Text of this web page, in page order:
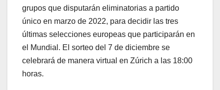
grupos que disputarán eliminatorias a partido
único en marzo de 2022, para decidir las tres
últimas selecciones europeas que participarán en
el Mundial. El sorteo del 7 de diciembre se
celebrará de manera virtual en Zúrich a las 18:00
horas.